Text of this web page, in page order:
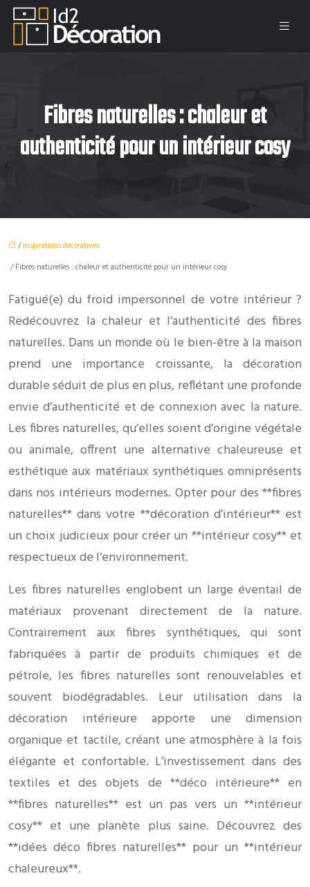
Fibres naturelles : chaleur et
authenticité pour un intérieur cosy
/Inspirations décoratives
/ Fibres naturelles : chaleur et authenticité pour un intérieur cosy
Fatigué(e) du froid impersonnel de votre intérieur ?
Redécouvrez la chaleur et l’authenticité des fibres
naturelles. Dans un monde où le bien-être à la maison
prend une importance croissante, la décoration
durable séduit de plus en plus, reflétant une profonde
envie d’authenticité et de connexion avec la nature.
Les fibres naturelles, qu’elles soient d’origine végétale
ou animale, offrent une alternative chaleureuse et
esthétique aux matériaux synthétiques omniprésents
dans nos intérieurs modernes. Opter pour des **fibres
naturelles** dans votre **décoration d’intérieur** est
un choix judicieux pour créer un **intérieur cosy** et
respectueux de l’environnement.
Les fibres naturelles englobent un large éventail de
matériaux provenant directement de la nature.
Contrairement aux fibres synthétiques, qui sont
fabriquées à partir de produits chimiques et de
pétrole, les fibres naturelles sont renouvelables et
souvent biodégradables. Leur utilisation dans la
décoration intérieure apporte une dimension
organique et tactile, créant une atmosphère à la fois
élégante et confortable. L’investissement dans des
textiles et des objets de **déco intérieure** en
**fibres naturelles** est un pas vers un **intérieur
cosy** et une planète plus saine. Découvrez des
**idées déco fibres naturelles** pour un **intérieur
chaleureux**.